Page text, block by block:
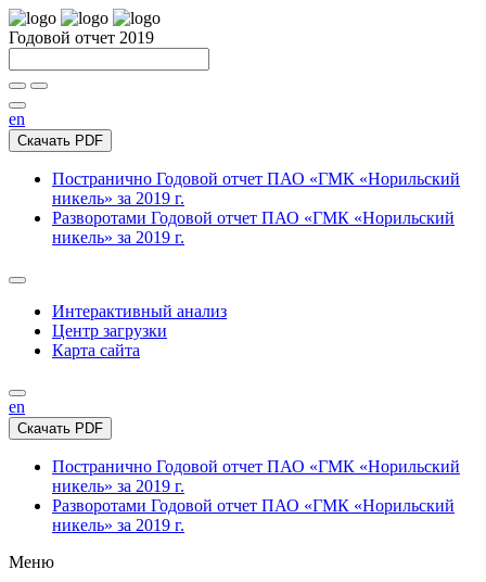
Годовой отчет 2019
en
Скачать PDF
Постранично Годовой отчет ПАО «ГМК «Норильский
никель» за 2019 г.
Разворотами Годовой отчет ПАО «ГМК «Норильский
никель» за 2019 г.
Интерактивный анализ
Центр загрузки
Карта сайта
en
Скачать PDF
Постранично Годовой отчет ПАО «ГМК «Норильский
никель» за 2019 г.
Разворотами Годовой отчет ПАО «ГМК «Норильский
никель» за 2019 г.
Меню